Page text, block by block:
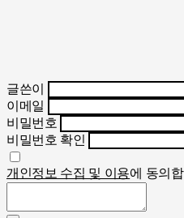
글쓴이
이메일
비밀번호
비밀번호 확인
개인정보 수집 및 이용에 동의